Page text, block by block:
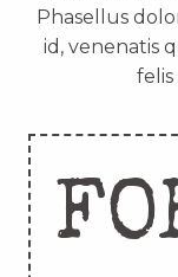
Phasellus
id, venenatis